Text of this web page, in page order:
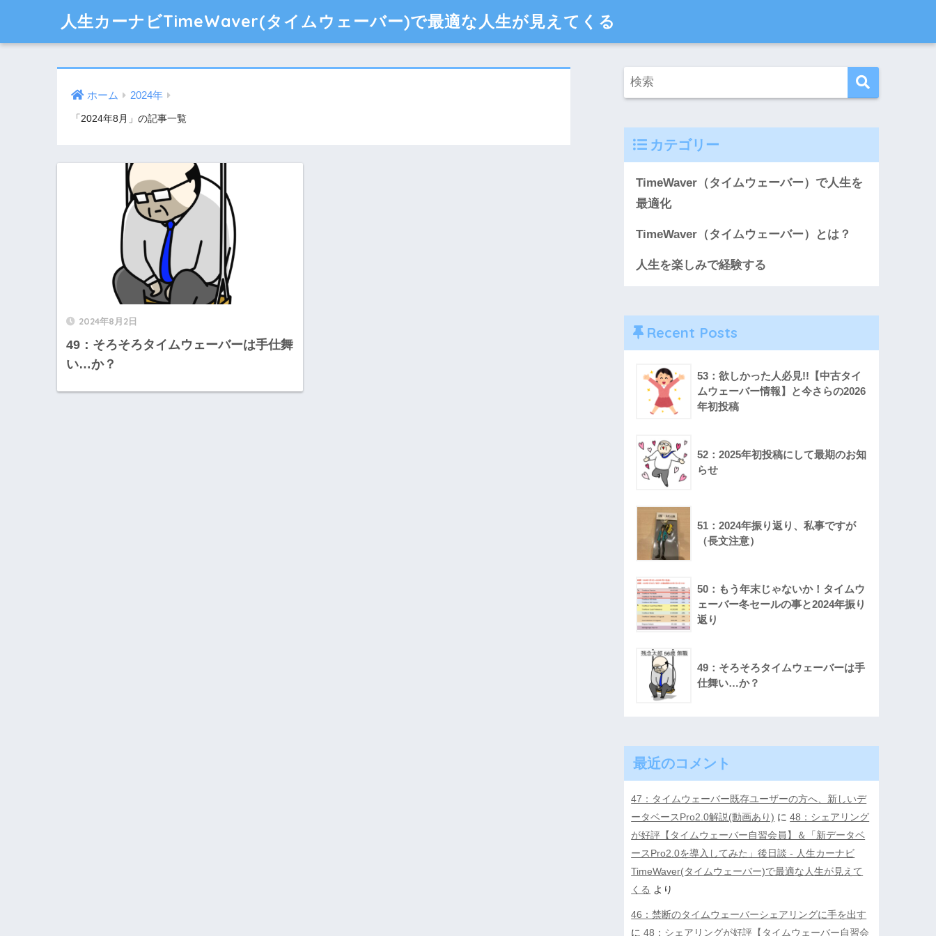
人生カーナビTimeWaver(タイムウェーバー)で最適な人生が見えてくる
ホーム 2024年
「2024年8月」の記事一覧
2024年8月2日
49：そろそろタイムウェーバーは手仕舞
い…か？
カテゴリー
TimeWaver（タイムウェーバー）で人生を
最適化
TimeWaver（タイムウェーバー）とは？
人生を楽しみで経験する
Recent Posts
53：欲しかった人必見!!【中古タイ
ムウェーバー情報】と今さらの2026
年初投稿
52：2025年初投稿にして最期のお知
らせ
51：2024年振り返り、私事ですが
（長文注意）
50：もう年末じゃないか！タイムウ
ェーバー冬セールの事と2024年振り
返り
49：そろそろタイムウェーバーは手
仕舞い…か？
最近のコメント
47：タイムウェーバー既存ユーザーの方へ、新しいデ
ータベースPro2.0解説(動画あり) に48：シェアリング
が好評【タイムウェーバー自習会員】＆「新データベ
ースPro2.0を導入してみた」後日談 - 人生カーナビ
TimeWaver(タイムウェーバー)で最適な人生が見えて
くる より
46：禁断のタイムウェーバーシェアリングに手を出す
に48：シェアリングが好評【タイムウェーバー自習会